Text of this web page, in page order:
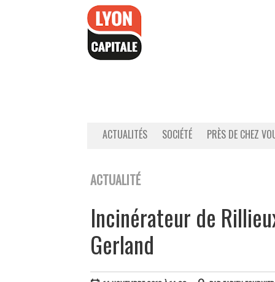
ACTUALITÉS SOCIÉTÉ PRÈS DE CHEZ
ACTUALITÉ
Incinérateur de
Gerland